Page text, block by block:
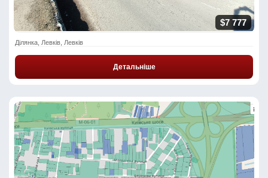
$7 777
Ділянка, Левків, Левків
Детальніше